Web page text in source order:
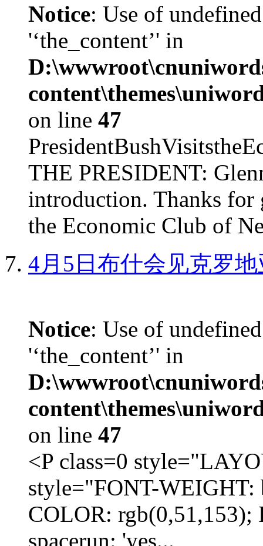
Notice: Use of
'‘the_content’' in
on line 47
THE PRESIDENT:
introduction. Thanks for
the Economic Club of
4月5日布什会见克罗
Notice: Use of
'‘the_content’' in
on line 47
<P class=0
style="FONT-
COLOR:
spacerun: 'yes...